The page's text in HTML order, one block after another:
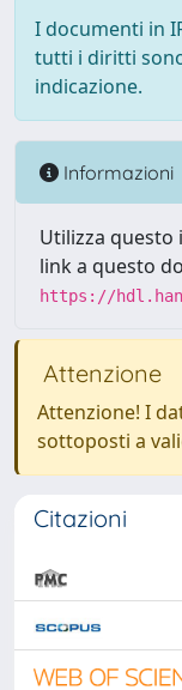
I documenti in
tutti i diritti
indicazione.
Informazioni
Utilizza
link a questo
https://
Attenzione
Attenzione! I
sottoposti a
Citazioni